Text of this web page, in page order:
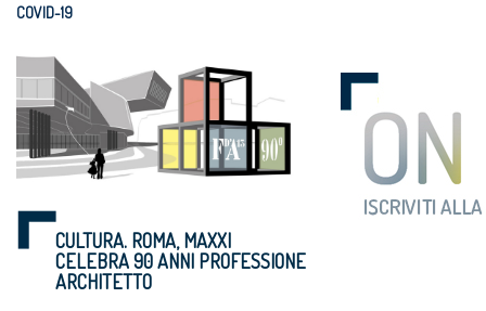
COVID-19
CULTURA. ROMA, MAXXI
CELEBRA 90 ANNI PROFESSIONE
ARCHITETTO